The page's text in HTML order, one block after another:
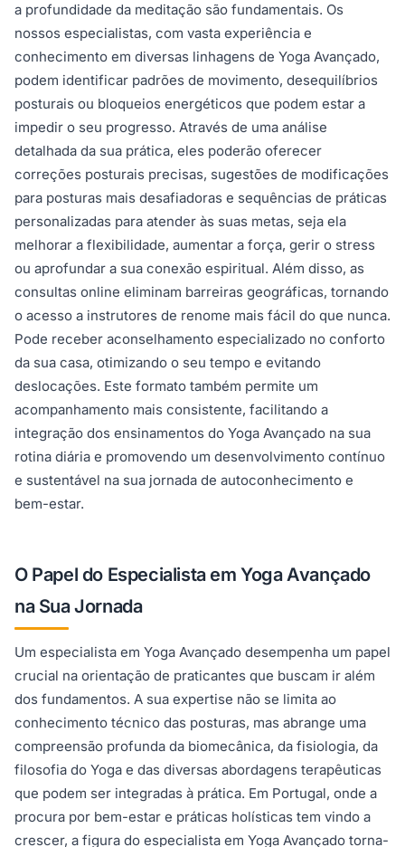
a profundidade da meditação são fundamentais. Os
nossos especialistas, com vasta experiência e
conhecimento em diversas linhagens de Yoga Avançado,
podem identificar padrões de movimento, desequilíbrios
posturais ou bloqueios energéticos que podem estar a
impedir o seu progresso. Através de uma análise
detalhada da sua prática, eles poderão oferecer
correções posturais precisas, sugestões de modificações
para posturas mais desafiadoras e sequências de práticas
personalizadas para atender às suas metas, seja ela
melhorar a flexibilidade, aumentar a força, gerir o stress
ou aprofundar a sua conexão espiritual. Além disso, as
consultas online eliminam barreiras geográficas, tornando
o acesso a instrutores de renome mais fácil do que nunca.
Pode receber aconselhamento especializado no conforto
da sua casa, otimizando o seu tempo e evitando
deslocações. Este formato também permite um
acompanhamento mais consistente, facilitando a
integração dos ensinamentos do Yoga Avançado na sua
rotina diária e promovendo um desenvolvimento contínuo
e sustentável na sua jornada de autoconhecimento e
bem-estar.
O Papel do Especialista em Yoga Avançado
na Sua Jornada
Um especialista em Yoga Avançado desempenha um papel
crucial na orientação de praticantes que buscam ir além
dos fundamentos. A sua expertise não se limita ao
conhecimento técnico das posturas, mas abrange uma
compreensão profunda da biomecânica, da fisiologia, da
filosofia do Yoga e das diversas abordagens terapêuticas
que podem ser integradas à prática. Em Portugal, onde a
procura por bem-estar e práticas holísticas tem vindo a
crescer, a figura do especialista em Yoga Avançado torna-